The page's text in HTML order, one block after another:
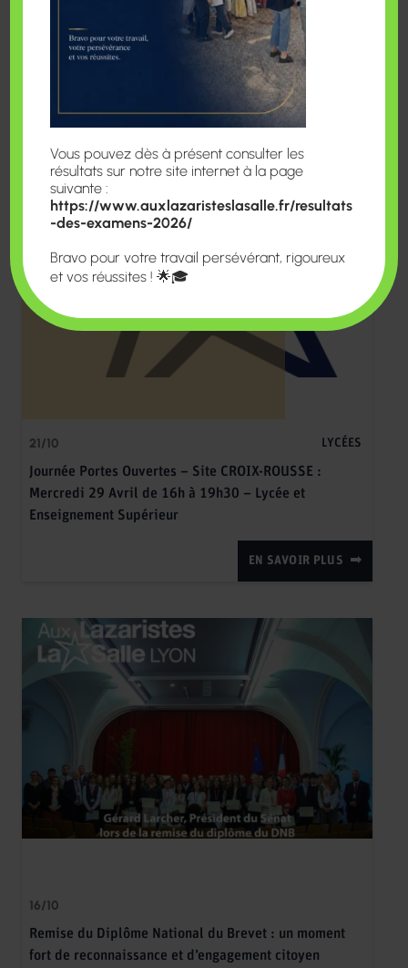
21/10 LYCÉES
Journée Portes Ouvertes – Site CROIX-ROUSSE :
Mercredi 29 Avril de 16h à 19h30 – Lycée et
Enseignement Supérieur
EN SAVOIR PLUS
16/10
Remise du Diplôme National du Brevet : un moment
fort de reconnaissance et d’engagement citoyen
Vous pouvez dès à présent consulter les
résultats sur notre site internet à la page
suivante :
https://www.auxlazaristeslasalle.fr/resultats
-des-examens-2026/
Bravo pour votre travail persévérant, rigoureux
et vos réussites ! 🌟🎓